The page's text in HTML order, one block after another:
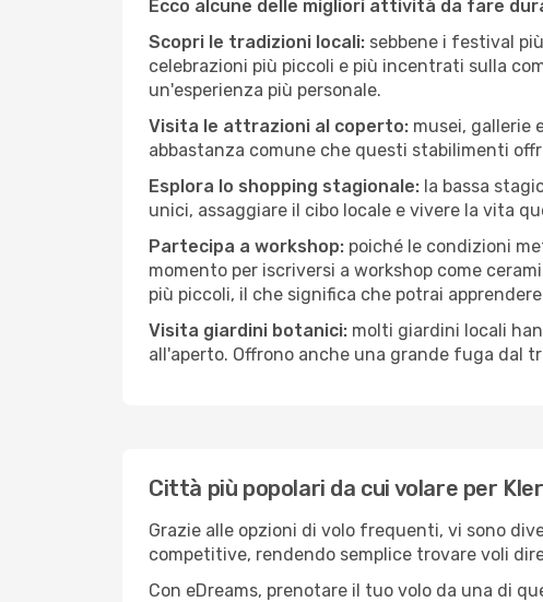
Ecco alcune delle migliori attività da fare
Scopri le tradizioni locali: sebbene i festival
celebrazioni più piccoli e più incentrati sulla
un'esperienza più personale.
Visita le attrazioni al coperto: musei, gallerie
abbastanza comune che questi stabilimenti
Esplora lo shopping stagionale: la bassa
unici, assaggiare il cibo locale e vivere la vita
Partecipa a workshop: poiché le condizioni
momento per iscriversi a workshop come
più piccoli, il che significa che potrai
Visita giardini botanici: molti giardini locali
all'aperto. Offrono anche una grande fuga dal
Città più popolari da cui volare per
Grazie alle opzioni di volo frequenti, vi sono
competitive, rendendo semplice trovare voli
Con eDreams, prenotare il tuo volo da una di